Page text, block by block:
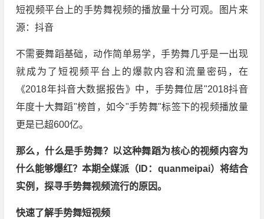
短视频平台上的手势舞视频的播放量十分可观。图片来
源：抖音
不需要舞蹈基础，动作简单易学，手势舞几乎是一出现
就成为了短视频平台上的爆款内容和流量密码，在
《2018年抖音大数据报告》中，手势舞位居"2018抖音
年度十大舞蹈"榜首，如今"手势舞"标签下的视频播放量
更是已超600亿。
那么，什么是手势舞？以这种舞蹈为核心的视频内容为
什么能够爆红？本期全媒派（ID：quanmeipai）将结合
实例，探寻手势舞视频流行的原因。
快速了解手势舞短视频